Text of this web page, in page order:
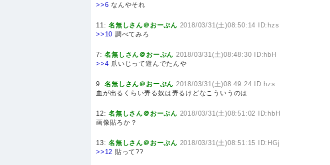
>>6 なんやそれ
11:名無しさん＠おーぷん 2018/03/31(土)08:50:14 ID:hzs
>>10 調べてみろ
7:名無しさん＠おーぷん 2018/03/31(土)08:48:30 ID:hbH
>>4 爪いじって遊んでたんや
9:名無しさん＠おーぷん 2018/03/31(土)08:49:24 ID:hzs
血が出るくらい弄る奴は弄るけどなこういうのは
12:名無しさん＠おーぷん 2018/03/31(土)08:51:02 ID:hbH
画像貼ろか？
13:名無しさん＠おーぷん 2018/03/31(土)08:51:15 ID:HGj
>>12 貼って??